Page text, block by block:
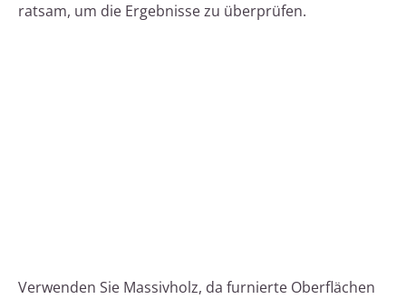
ratsam, um die Ergebnisse zu überprüfen.
Verwenden Sie Massivholz, da furnierte Oberflächen